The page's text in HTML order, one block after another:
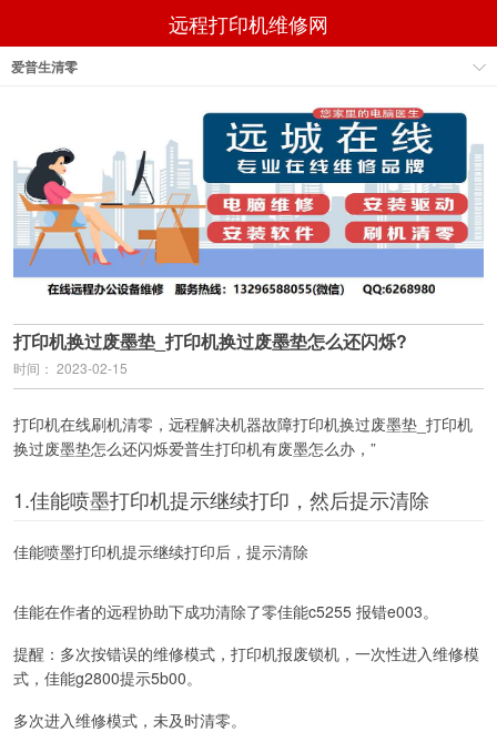
远程打印机维修网
爱普生清零
打印机换过废墨垫_打印机换过废墨垫怎么还闪烁?
时间： 2023-02-15
打印机在线刷机清零，远程解决机器故障打印机换过废墨垫_打印机
换过废墨垫怎么还闪烁爱普生打印机有废墨怎么办，”
1.佳能喷墨打印机提示继续打印，然后提示清除
佳能喷墨打印机提示继续打印后，提示清除
佳能在作者的远程协助下成功清除了零佳能c5255 报错e003。
提醒：多次按错误的维修模式，打印机报废锁机，一次性进入维修模
式，佳能g2800提示5b00。
多次进入维修模式，未及时清零。